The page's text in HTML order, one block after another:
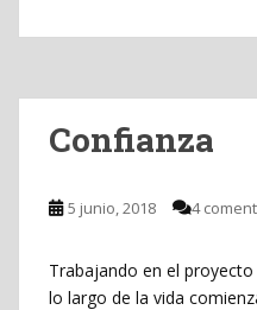
Confianza
5 junio, 2018 4
Trabajando en el
lo largo de la vida